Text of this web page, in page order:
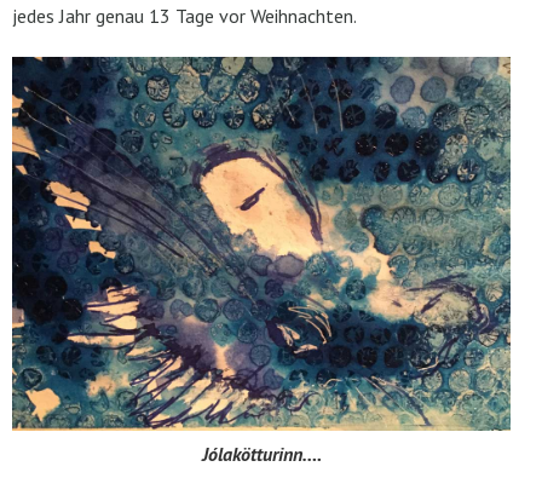
jedes Jahr genau 13 Tage vor Weihnachten.
Jólakötturinn….